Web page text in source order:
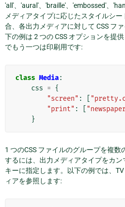
'all'、'aural'、'braille'、'embossed'、
メディアタイプに応じたスタイルシ
合、各出力メディアに対して CSS フ
下の例は 2 つの CSS オプションを提
でもう一つは印刷用です:
class Media:
css = {
"screen" :
"print" :
}
1 つのCSS ファイルのグループを複
するには、出力メディアタイプをカ
キーに指定します。以下の例では、
ィアを参照します: